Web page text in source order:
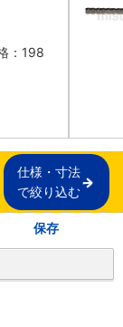
： 198
仕様・寸法
で絞り込む
保存